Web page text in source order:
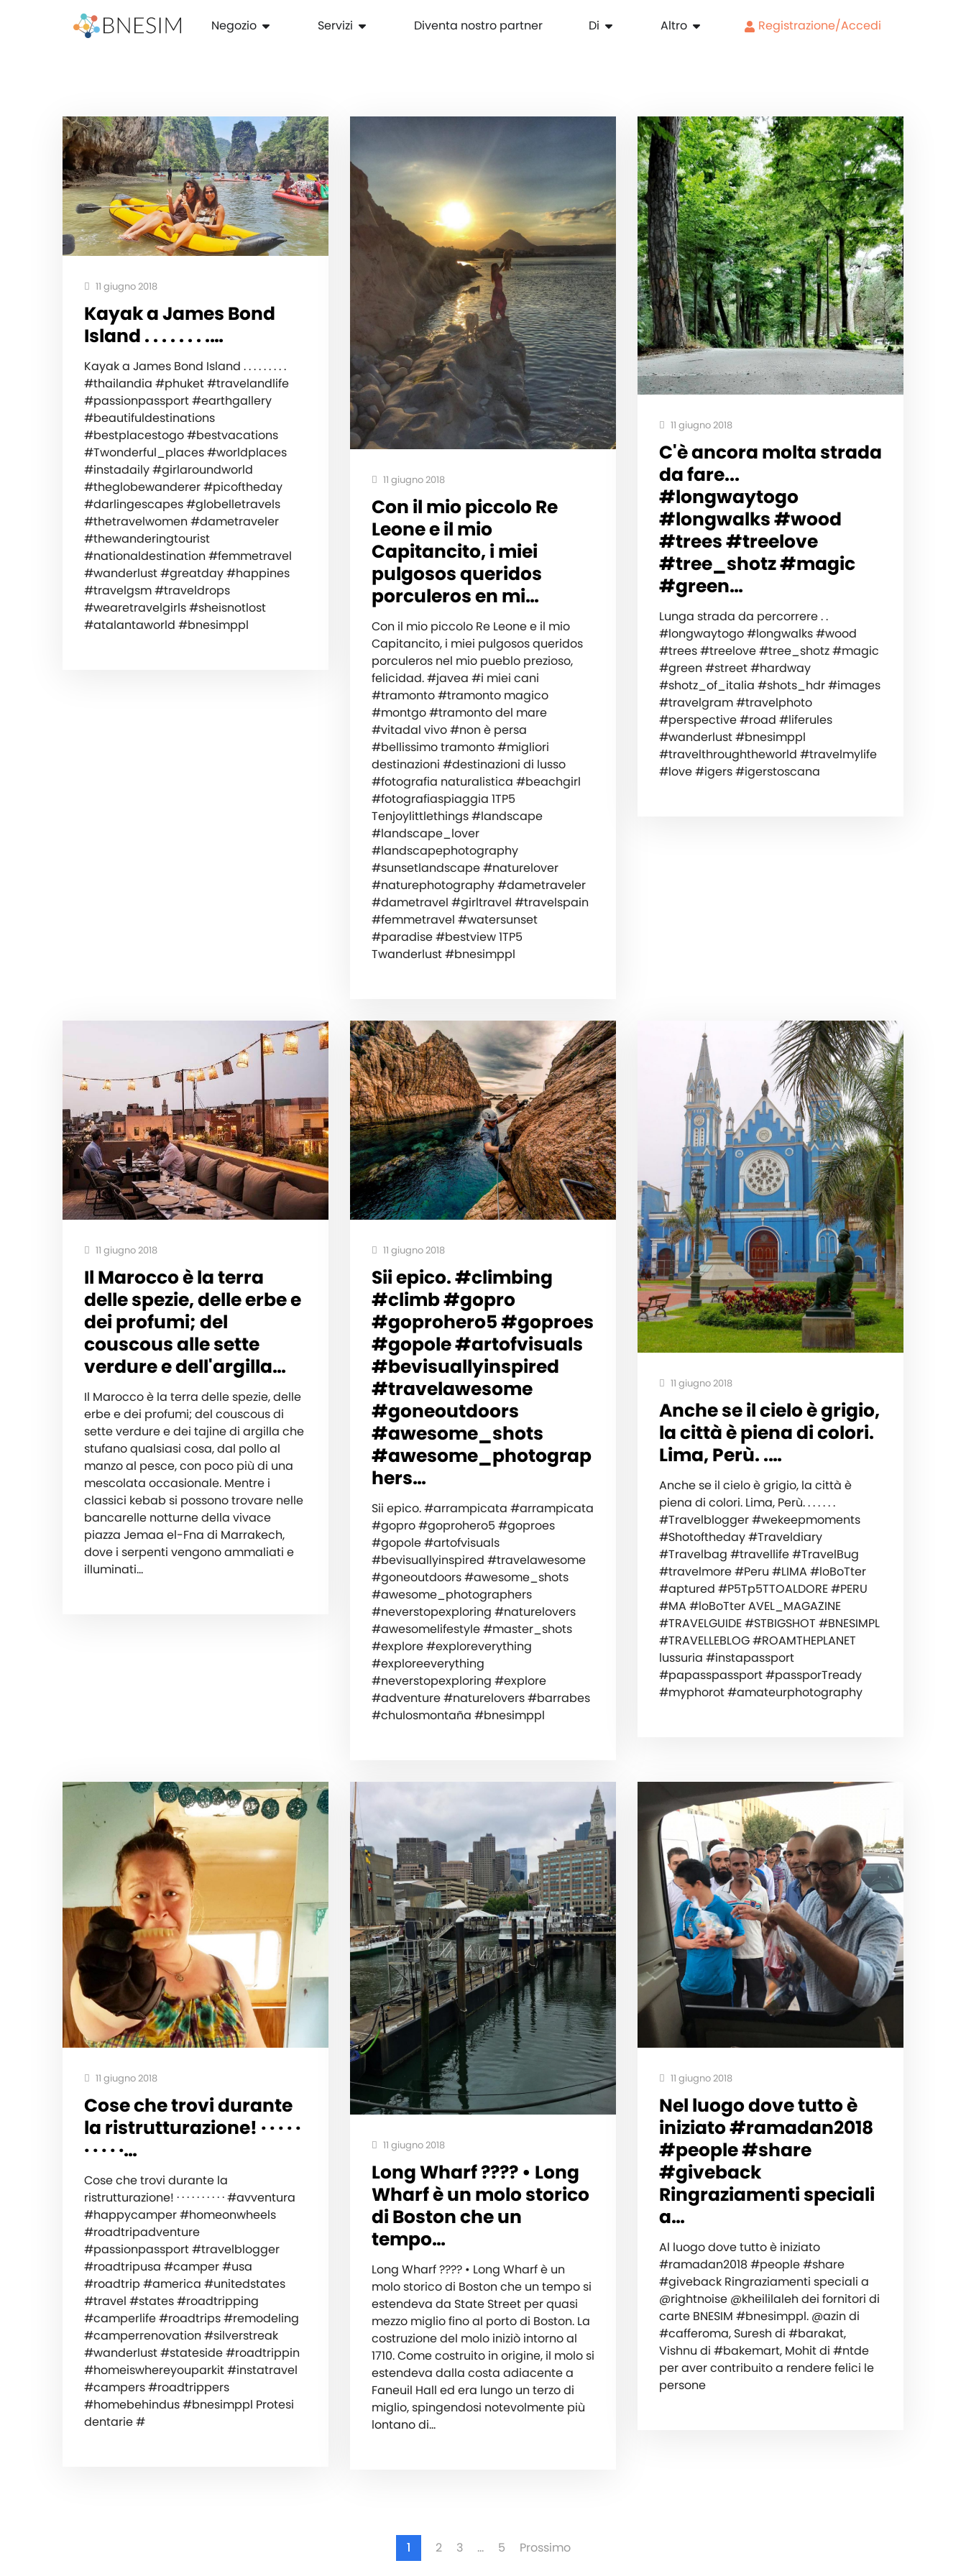
Negozio Servizi Diventa nostro partner Di Altro Registrazione/Accedi
11 giugno 2018
Kayak a James Bond
Island . . . . . . . .…
Kayak a James Bond Island . . . . . . . . .
#thailandia #phuket #travelandlife
#passionpassport #earthgallery
#beautifuldestinations
#bestplacestogo #bestvacations
#Twonderful_places #worldplaces
#instadaily #girlaroundworld
#theglobewanderer #picoftheday
#darlingescapes #globelletravels
#thetravelwomen #dametraveler
#thewanderingtourist
#nationaldestination #femmetravel
#wanderlust #greatday #happines
#travelgsm #traveldrops
#wearetravelgirls #sheisnotlost
#atalantaworld #bnesimppl
11 giugno 2018
Con il mio piccolo Re
Leone e il mio
Capitancito, i miei
pulgosos queridos
porculeros en mi…
Con il mio piccolo Re Leone e il mio
Capitancito, i miei pulgosos queridos
porculeros nel mio pueblo prezioso,
felicidad. #javea #i miei cani
#tramonto #tramonto magico
#montgo #tramonto del mare
#vitadal vivo #non è persa
#bellissimo tramonto #migliori
destinazioni #destinazioni di lusso
#fotografia naturalistica #beachgirl
#fotografiaspiaggia 1TP5
Tenjoylittlethings #landscape
#landscape_lover
#landscapephotography
#sunsetlandscape #naturelover
#naturephotography #dametraveler
#dametravel #girltravel #travelspain
#femmetravel #watersunset
#paradise #bestview 1TP5
Twanderlust #bnesimppl
11 giugno 2018
C'è ancora molta strada
da fare...
#longwaytogo
#longwalks #wood
#trees #treelove
#tree_shotz #magic
#green…
Lunga strada da percorrere . .
#longwaytogo #longwalks #wood
#trees #treelove #tree_shotz #magic
#green #street #hardway
#shotz_of_italia #shots_hdr #images
#travelgram #travelphoto
#perspective #road #liferules
#wanderlust #bnesimppl
#travelthroughtheworld #travelmylife
#love #igers #igerstoscana
11 giugno 2018
Il Marocco è la terra
delle spezie, delle erbe e
dei profumi; del
couscous alle sette
verdure e dell'argilla…
Il Marocco è la terra delle spezie, delle
erbe e dei profumi; del couscous di
sette verdure e dei tajine di argilla che
stufano qualsiasi cosa, dal pollo al
manzo al pesce, con poco più di una
mescolata occasionale. Mentre i
classici kebab si possono trovare nelle
bancarelle notturne della vivace
piazza Jemaa el-Fna di Marrakech,
dove i serpenti vengono ammaliati e
illuminati…
11 giugno 2018
Sii epico. #climbing
#climb #gopro
#goprohero5 #goproes
#gopole #artofvisuals
#bevisuallyinspired
#travelawesome
#goneoutdoors
#awesome_shots
#awesome_photograp
hers…
Sii epico. #arrampicata #arrampicata
#gopro #goprohero5 #goproes
#gopole #artofvisuals
#bevisuallyinspired #travelawesome
#goneoutdoors #awesome_shots
#awesome_photographers
#neverstopexploring #naturelovers
#awesomelifestyle #master_shots
#explore #exploreverything
#exploreeverything
#neverstopexploring #explore
#adventure #naturelovers #barrabes
#chulosmontaña #bnesimppl
11 giugno 2018
Anche se il cielo è grigio,
la città è piena di colori.
Lima, Perù. .…
Anche se il cielo è grigio, la città è
piena di colori. Lima, Perù. . . . . . .
#Travelblogger #wekeepmoments
#Shotoftheday #Traveldiary
#Travelbag #travellife #TravelBug
#travelmore #Peru #LIMA #loBoTter
#aptured #P5Tp5TTOALDORE #PERU
#MA #loBoTter AVEL_MAGAZINE
#TRAVELGUIDE #STBIGSHOT #BNESIMPL
#TRAVELLEBLOG #ROAMTHEPLANET
lussuria #instapassport
#papasspassport #passporTready
#myphorot #amateurphotography
11 giugno 2018
Cose che trovi durante
la ristrutturazione! · · · · ·
· · · · ·…
Cose che trovi durante la
ristrutturazione! · · · · · · · · · · #avventura
#happycamper #homeonwheels
#roadtripadventure
#passionpassport #travelblogger
#roadtripusa #camper #usa
#roadtrip #america #unitedstates
#travel #states #roadtripping
#camperlife #roadtrips #remodeling
#camperrenovation #silverstreak
#wanderlust #stateside #roadtrippin
#homeiswhereyouparkit #instatravel
#campers #roadtrippers
#homebehindus #bnesimppl Protesi
dentarie #
11 giugno 2018
Long Wharf ???? • Long
Wharf è un molo storico
di Boston che un
tempo…
Long Wharf ???? • Long Wharf è un
molo storico di Boston che un tempo si
estendeva da State Street per quasi
mezzo miglio fino al porto di Boston. La
costruzione del molo iniziò intorno al
1710. Come costruito in origine, il molo si
estendeva dalla costa adiacente a
Faneuil Hall ed era lungo un terzo di
miglio, spingendosi notevolmente più
lontano di…
11 giugno 2018
Nel luogo dove tutto è
iniziato #ramadan2018
#people #share
#giveback
Ringraziamenti speciali
a…
Al luogo dove tutto è iniziato
#ramadan2018 #people #share
#giveback Ringraziamenti speciali a
@rightnoise @kheililaleh dei fornitori di
carte BNESIM #bnesimppl. @azin di
#cafferoma, Suresh di #barakat,
Vishnu di #bakemart, Mohit di #ntde
per aver contribuito a rendere felici le
persone
1 2 3 … 5 Prossimo